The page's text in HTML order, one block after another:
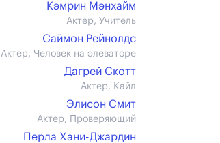
Кэмрин Мэнхайм
Актер, Учитель
Саймон Рейнолдс
Актер, Человек на элеваторе
Дагрей Скотт
Актер, Кайл
Элисон Смит
Актер, Проверяющий
Перла Хани-Джардин